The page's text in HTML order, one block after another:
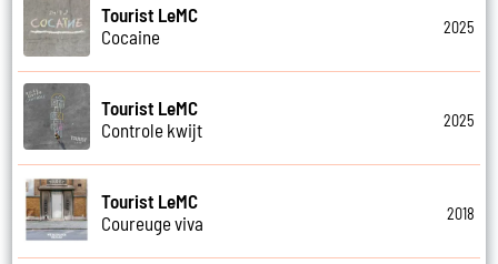
Tourist LeMC
Cocaine
2025
Tourist LeMC
Controle kwijt
2025
Tourist LeMC
Coureuge viva
2018